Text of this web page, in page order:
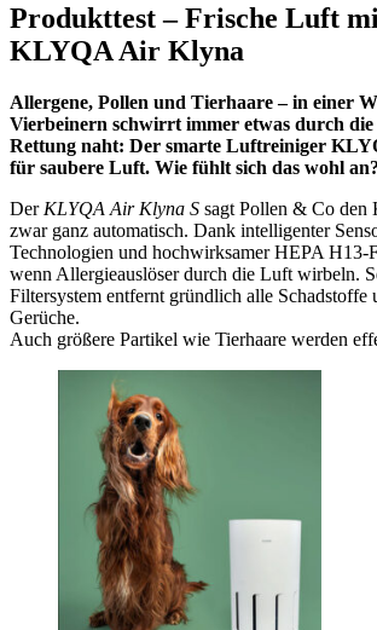
Produkttest – Frische Luft
KLYQA Air Klyna
Allergene, Pollen und Tierhaare – in einer
Vierbeinern schwirrt immer etwas durch die
Rettung naht: Der smarte Luftreiniger
für saubere Luft. Wie fühlt sich das wohl an?
Der KLYQA Air Klyna S sagt Pollen & Co den
zwar ganz automatisch. Dank intelligenter
Technologien und hochwirksamer HEPA H13-
wenn Allergieauslöser durch die Luft wirbeln.
Filtersystem entfernt gründlich alle Schadstoffe
Gerüche.
Auch größere Partikel wie Tierhaare werden